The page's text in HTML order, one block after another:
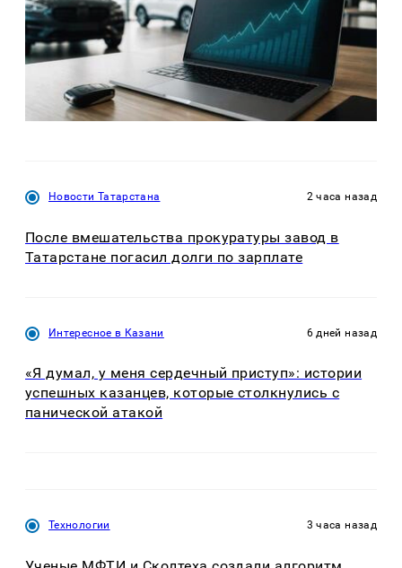
Новости Татарстана 2 часа назад
После вмешательства прокуратуры завод в
Татарстане погасил долги по зарплате
Интересное в Казани 6 дней назад
«Я думал, у меня сердечный приступ»: истории
успешных казанцев, которые столкнулись с
панической атакой
Технологии 3 часа назад